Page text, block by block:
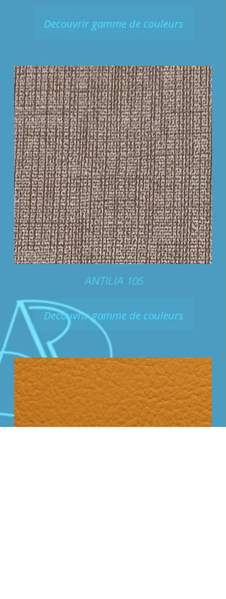
Decouvrir gamme de couleurs
ANTILIA 105
Decouvrir gamme de couleurs